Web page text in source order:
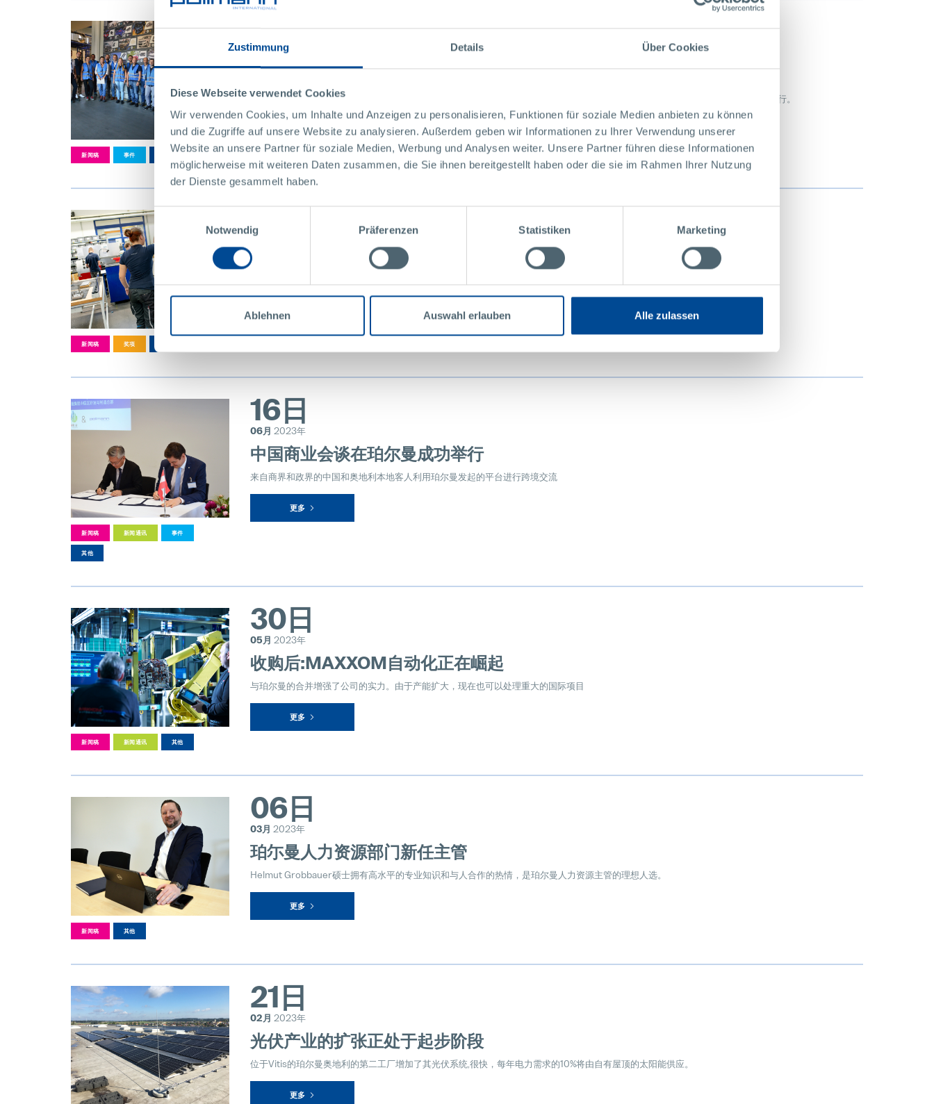
Zustimmung Details Über Cookies
Diese Webseite verwendet Cookies
Wir verwenden Cookies, um Inhalte und Anzeigen zu personalisieren, Funktionen für soziale Medien anbieten zu können
und die Zugriffe auf unsere Website zu analysieren. Außerdem geben wir Informationen zu Ihrer Verwendung unserer
Website an unsere Partner für soziale Medien, Werbung und Analysen weiter. Unsere Partner führen diese Informationen
möglicherweise mit weiteren Daten zusammen, die Sie ihnen bereitgestellt haben oder die sie im Rahmen Ihrer Nutzung
der Dienste gesammelt haben.
Einwilligungsauswahl
Notwendig
Präferenzen Statistiken Marketing
Ablehnen Auswahl erlauben Alle zulassen
新闻稿 事件
10日
07月2023年
在珀尔曼召开的精益圈会议聚焦数字化
StEP-Up企业平台为其成员公司提供了参与跨行业和跨公司精益圈的机会，以便相互学习。最近的一次会议在珀尔曼总部Karlstein举行。
更多
新闻稿 奖项
28日
珀尔曼是奥地利的最佳雇主之一
珀尔曼被授予“领先雇主”称号，属于该国家前1%的雇主。
更多
新闻稿 新闻通讯 事件
其他
16日
06月 2023年
中国商业会谈在珀尔曼成功举行
来自商界和政界的中国和奥地利本地客人利用珀尔曼发起的平台进行跨境交流
更多
新闻稿 新闻通讯 其他
30日
05月 2023年
收购后:MAXXOM自动化正在崛起
与珀尔曼的合并增强了公司的实力。由于产能扩大，现在也可以处理重大的国际项目
更多
新闻稿 其他
06日
03月 2023年
珀尓曼人力资源部门新任主管
Helmut Grobbauer硕士拥有高水平的专业知识和与人合作的热情，是珀尔曼人力资源主管的理想人选。
更多
21日
02月 2023年
光伏产业的扩张正处于起步阶段
位于Vitis的珀尔曼奥地利的第二工厂增加了其光伏系统,很快，每年电力需求的10%将由自有屋顶的太阳能供应。
更多